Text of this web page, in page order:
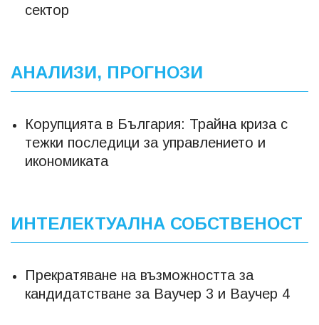
сектор
АНАЛИЗИ, ПРОГНОЗИ
Корупцията в България: Трайна криза с
тежки последици за управлението и
икономиката
ИНТЕЛЕКТУАЛНА СОБСТВЕНОСТ
Прекратяване на възможността за
кандидатстване за Ваучер 3 и Ваучер 4